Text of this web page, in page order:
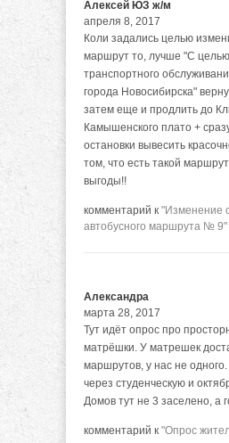
Алексей ЮЗ ж/м
апреля 8, 2017
Коли задались целью
маршрут то, лучше "С
транспортного
города Новосибирска"
затем еще и продлить до
Камышенского плато +
остановки вывесить
том, что есть такой
выгоды!!
комментарий к "Изменение
автобусного маршрута № 9"
Александра
марта 28, 2017
Тут идёт опрос про
матрёшки. У матрешек
маршрутов, у нас не
через студенческую и
Домов тут не 3 заселено, а
комментарий к "Опрос